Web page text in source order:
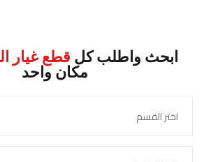
ابحث واطلب كل قطع غيار
مكان واحد